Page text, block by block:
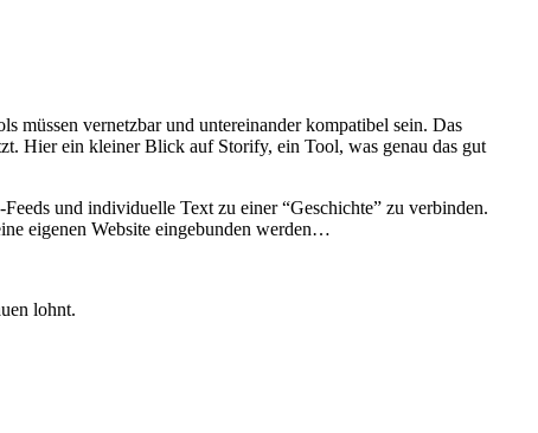
vernetzbar und untereinander kompatibel sein. Das
Hier ein kleiner Blick auf Storify, ein Tool, was genau das gut
und individuelle Text zu einer “Geschichte” zu verbinden.
eigenen Website eingebunden werden…
lohnt.